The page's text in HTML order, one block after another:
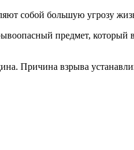
собой большую угрозу
предмет, который
Причина взрыва